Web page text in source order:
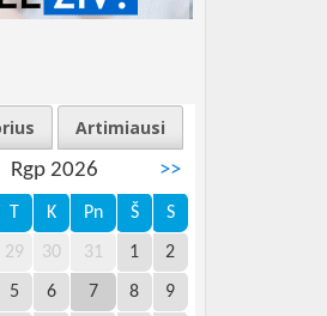
Artimiausi
Rgp 2026 >>
T K Pn Š S
29 30 31 1 2
5 6 7 8 9